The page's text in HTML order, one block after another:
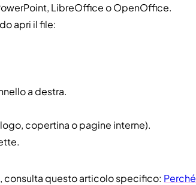
LibreOffice o OpenOffice.
apri il file:
a destra.
copertina o pagine interne).
consulta questo articolo specifico: Perché